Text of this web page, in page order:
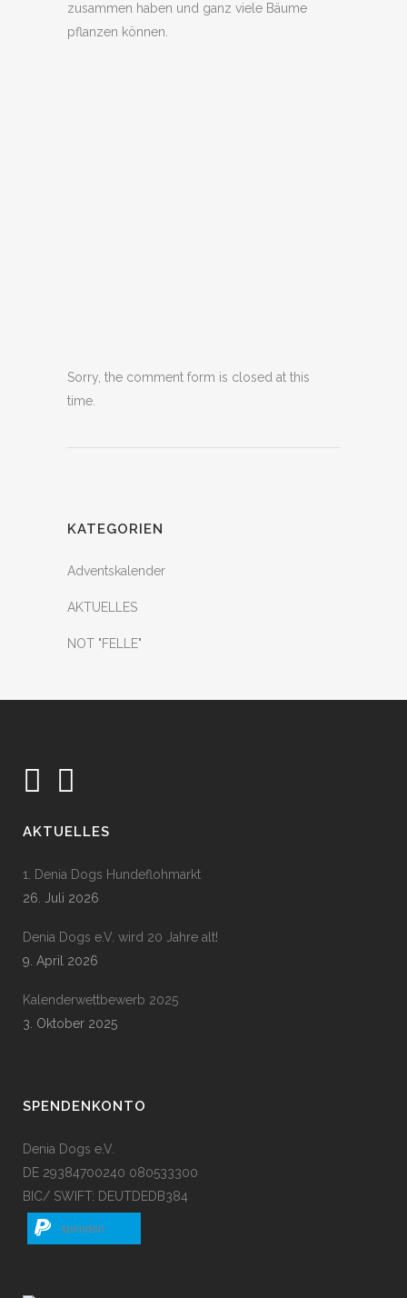
zusammen haben und ganz viele Bäume
pflanzen können.
Sorry, the comment form is closed at this
time.
KATEGORIEN
Adventskalender
AKTUELLES
NOT "FELLE"
AKTUELLES
1. Denia Dogs Hundeflohmarkt
26. Juli 2026
Denia Dogs e.V. wird 20 Jahre alt!
9. April 2026
Kalenderwettbewerb 2025
3. Oktober 2025
SPENDENKONTO
Denia Dogs e.V.
DE 29384700240 080533300
BIC/ SWIFT: DEUTDEDB384
spenden